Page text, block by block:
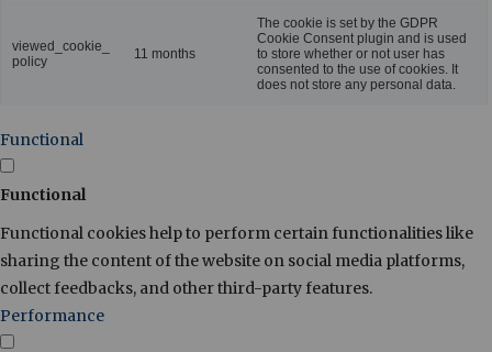
viewed_cookie_
policy
11 months
The cookie is set by the GDPR
Cookie Consent plugin and is used
to store whether or not user has
consented to the use of cookies. It
does not store any personal data.
Functional
Functional
Functional cookies help to perform certain functionalities like
sharing the content of the website on social media platforms,
collect feedbacks, and other third-party features.
Performance